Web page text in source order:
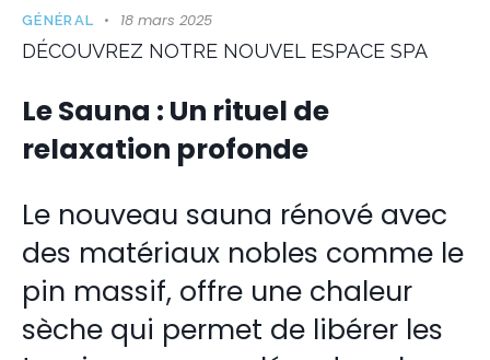
GÉNÉRAL 18 mars 2025
DÉCOUVREZ NOTRE NOUVEL ESPACE SPA
Le Sauna : Un rituel de
relaxation profonde
Le nouveau sauna rénové avec
des matériaux nobles comme le
pin massif, offre une chaleur
sèche qui permet de libérer les